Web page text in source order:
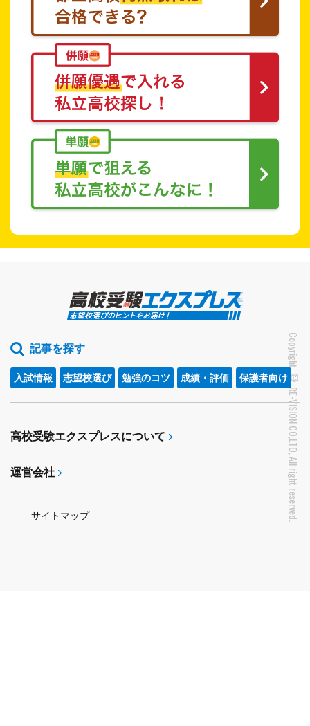
記事を探す
入試情報 志望校選び 勉強のコツ 成績・評価 保護者向け
高校受験エクスプレスについて
運営会社
サイトマップ Copyright © RE-VISION CO,LTD, All right reserved.